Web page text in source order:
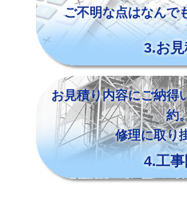
ご不明な点はなんで
3.お見
お見積り内容にご納得
約
修理に取り
4.工